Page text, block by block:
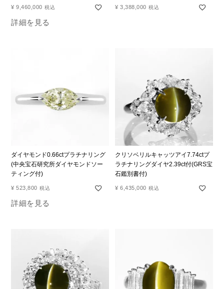
¥ 9,460,000 税込
詳細を見る
¥ 3,388,000 税込
ダイヤモンド0.66ctプラチナリング
(中央宝石研究所ダイヤモンドソー
ティング付)
¥ 523,800 税込
詳細を見る
クリソベリルキャッツアイ7.74ctプ
ラチナリングダイヤ2.39ct付(GRS宝
石鑑別書付)
¥ 6,435,000 税込